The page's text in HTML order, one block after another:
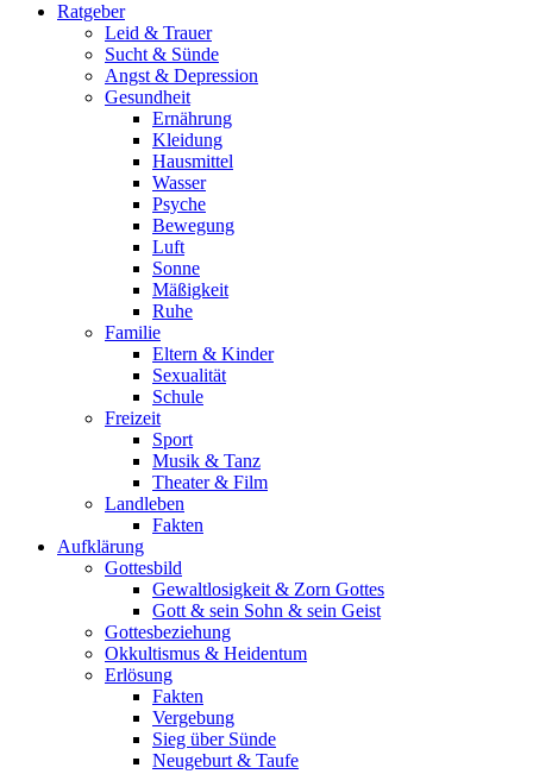
Ratgeber
Leid & Trauer
Sucht & Sünde
Angst & Depression
Gesundheit
Ernährung
Kleidung
Hausmittel
Wasser
Psyche
Bewegung
Luft
Sonne
Mäßigkeit
Ruhe
Familie
Eltern & Kinder
Sexualität
Schule
Freizeit
Sport
Musik & Tanz
Theater & Film
Landleben
Fakten
Aufklärung
Gottesbild
Gewaltlosigkeit & Zorn Gottes
Gott & sein Sohn & sein Geist
Gottesbeziehung
Okkultismus & Heidentum
Erlösung
Fakten
Vergebung
Sieg über Sünde
Neugeburt & Taufe